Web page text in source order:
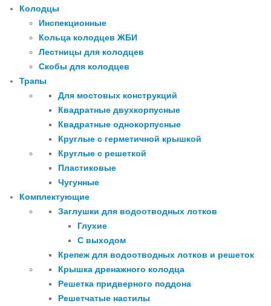
Колодцы
Инспекционные
Кольца колодцев ЖБИ
Лестницы для колодцев
Скобы для колодцев
Трапы
Для мостовых конструкций
Квадратные двухкорпусные
Квадратные однокорпусные
Круглые с герметичной крышкой
Круглые с решеткой
Пластиковые
Чугунные
Комплектующие
Заглушки для водоотводных лотков
Глухие
С выходом
Крепеж для водоотводных лотков и решеток
Крышка дренажного колодца
Решетка придверного поддона
Решетчатые настилы